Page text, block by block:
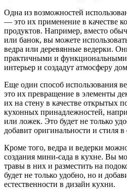
Одна из возможностей
— это их применение в качестве
продуктов. Например, вместо
или банок, вы можете
ведра или деревянные ведерки.
практичными и
интерьер и создадут атмосферу
Еще один способ использования
это их превращение в элементы
их на стену в качестве открытых
кухонных принадлежностей,
или ложек. Это будет не только
добавит оригинальности и стиля
Кроме того, ведра и ведерки
создания мини-сада в кухне. Вы
травы в них и разместить на
будет не только удобно, но и
естественности в дизайн кухни.